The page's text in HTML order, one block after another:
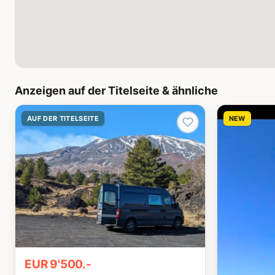
Anzeigen auf der Titelseite & ähnliche
AUF DER TITELSEITE
EUR 9'500.-
NEW